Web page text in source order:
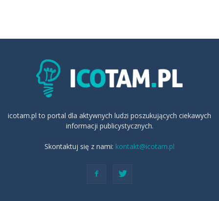
icotam.pl to portal dla aktywnych ludzi poszukujących ciekawych
informacji publicystycznych.
Skontaktuj się z nami: kontakt@icotam.pl